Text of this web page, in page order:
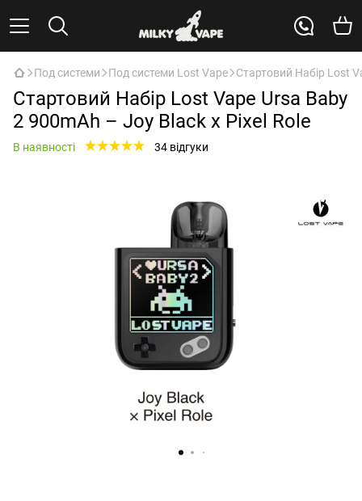
Под системи Под системи Lost Vape Стартовий Набір Lost
Стартовий Набір Lost Vape Ursa Baby
2 900mAh – Joy Black x Pixel Role
В наявності 34 відгуки